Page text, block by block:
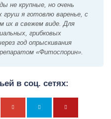
не крупные, но очень
груш я готовлю варенье, с
их в свежем виде. Для
грибковых
год опрыскивания
«Фитоспорин».
в соц. сетях: